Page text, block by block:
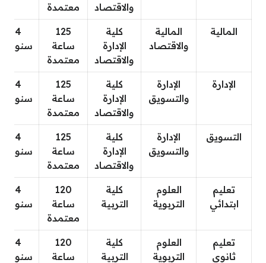
والاقتصاد
معتمدة
المالية
المالية
والاقتصاد
كلية
الإدارة
والاقتصاد
125
ساعة
معتمدة
4
سنوات
الإدارة
الإدارة
والتسويق
كلية
الإدارة
والاقتصاد
125
ساعة
معتمدة
4
سنوات
التسويق
الإدارة
والتسويق
كلية
الإدارة
والاقتصاد
125
ساعة
معتمدة
4
سنوات
تعليم
ابتدائي
العلوم
التربوية
كلية
التربية
120
ساعة
معتمدة
4
سنوات
تعليم
ثانوي
العلوم
التربوية
كلية
التربية
120
ساعة
4
سنوات